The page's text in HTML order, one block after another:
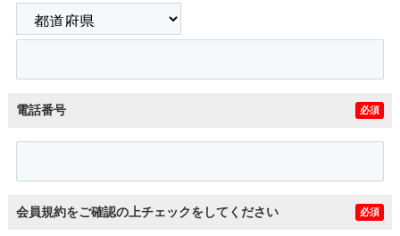
電話番号 必須
会員規約をご確認の上チェックをしてください 必須